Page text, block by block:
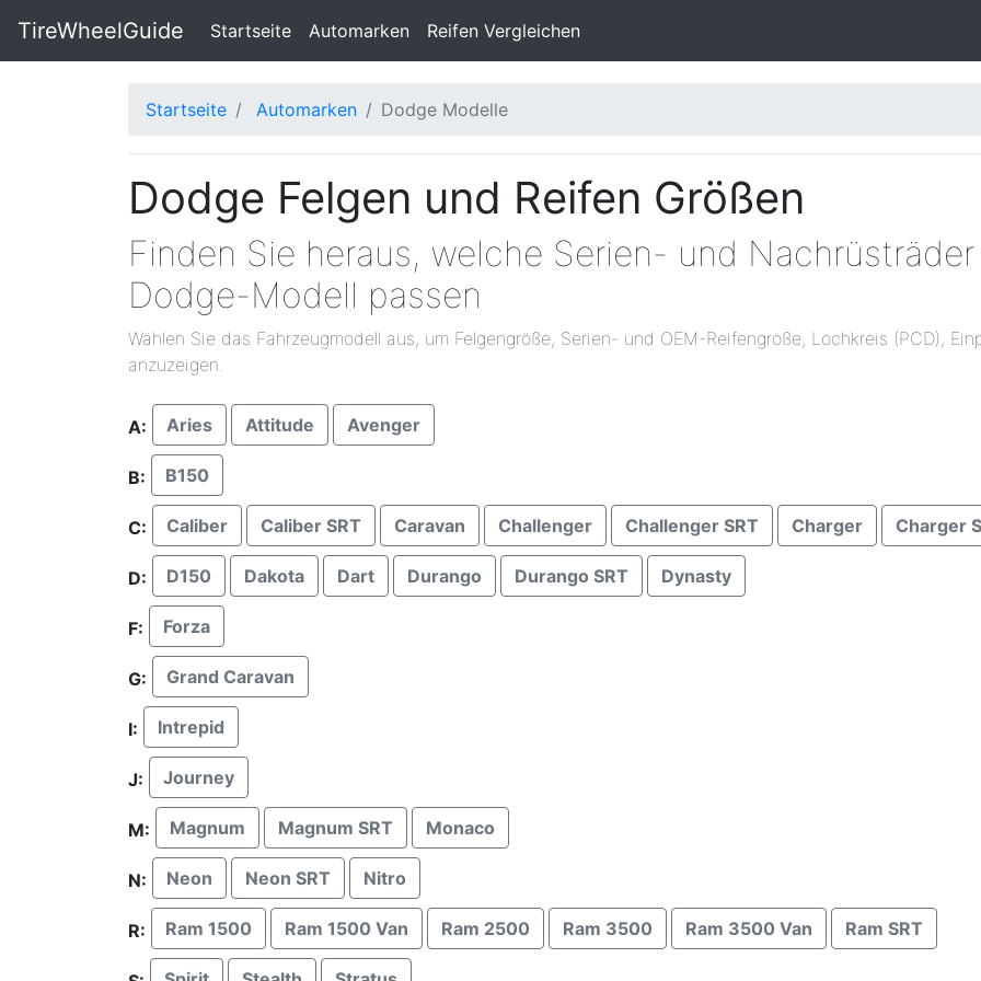
TireWheelGuide Startseite(current)
Automarken Reifen Vergleichen
Startseite Automarken Dodge Modelle
Dodge Felgen und Reifen Größen
Finden Sie heraus, welche Serien- und
Dodge-Modell passen
Wählen Sie das Fahrzeugmodell aus, um Felgengröße, Serien- und OEM-Reifengröße, Lochkreis (PCD),
anzuzeigen.
A: Aries Attitude Avenger
B: B150
C: Caliber Caliber SRT Caravan Challenger Challenger SRT Charger Charger
D: D150 Dakota Dart Durango Durango SRT Dynasty
F: Forza
G: Grand Caravan
I: Intrepid
J: Journey
M: Magnum Magnum SRT Monaco
N: Neon Neon SRT Nitro
R: Ram 1500 Ram 1500 Van Ram 2500 Ram 3500 Ram 3500 Van Ram SRT